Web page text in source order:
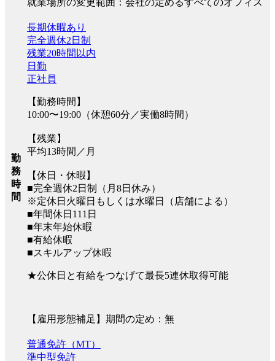
就業場所の変更範囲：会社の定めるすべてのオフィス
勤
務
時
間
長期休暇あり
完全週休2日制
残業20時間以内
日勤
正社員
【勤務時間】
10:00〜19:00（休憩60分／実働8時間）
【残業】
平均13時間／月
【休日・休暇】
■完全週休2日制（月8日休み）
※定休日火曜日もしくは水曜日（店舗による）
■年間休日111日
■年末年始休暇
■有給休暇
■スキルアップ休暇
★公休日と有給をつなげて最長5連休取得可能
【雇用形態補足】期間の定め：無
普通免許（MT）
準中型免許